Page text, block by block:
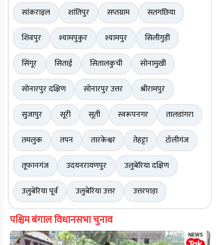
सांकराइल
शांतिपुर सप्तग्राम
सतगछिया
शिवपुर
श्यामपुकुर श्यामपुर
सिलीगुड़ी
सिंगूर
सिताई सितालकुची
सोनामुखी
सोनारपुर दक्षिण
सोनारपुर उत्तर
श्रीरामपुर
सुजापुर
सूरी सूती स्वरूपनगर
तालडांगरा
तमलुक
तपन तारकेश्वर तेहट्टा
टॉलीगंज
तूफानगंज
उदयनरायणपुर
उलुबेरिया दक्षिण
उलुबेरिया पूर्व
उलुबेरिया उत्तर उत्तरपाड़ा
पश्चिम बंगाल विधानसभा चुनाव